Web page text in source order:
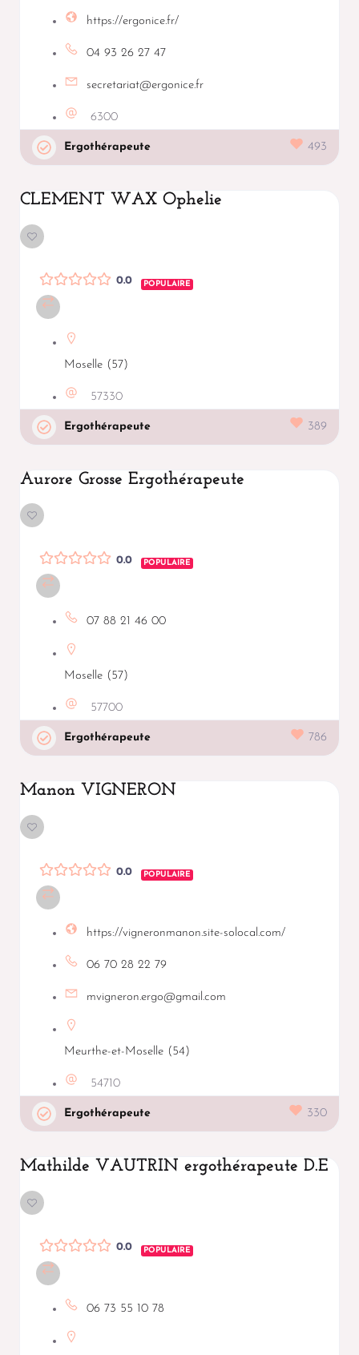
https://ergonice.fr/
04 93 26 27 47
secretariat@ergonice.fr
6300
Ergothérapeute 493
CLEMENT WAX Ophelie
0.0 POPULAIRE
Moselle (57)
57330
Ergothérapeute 389
Aurore Grosse Ergothérapeute
0.0 POPULAIRE
07 88 21 46 00
Moselle (57)
57700
Ergothérapeute 786
Manon VIGNERON
0.0 POPULAIRE
https://vigneronmanon.site-solocal.com/
06 70 28 22 79
mvigneron.ergo@gmail.com
Meurthe-et-Moselle (54)
54710
Ergothérapeute 330
Mathilde VAUTRIN ergothérapeute D.E
0.0 POPULAIRE
06 73 55 10 78